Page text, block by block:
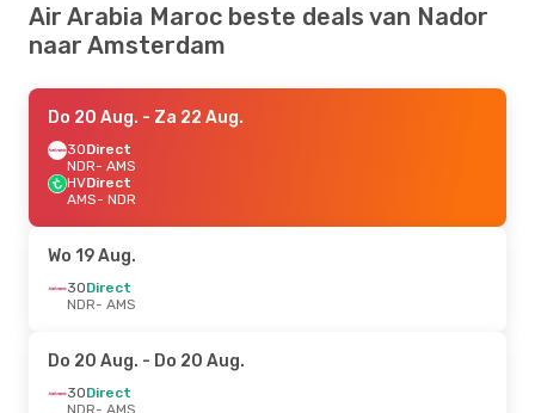
Air Arabia Maroc beste deals van Nador
naar Amsterdam
Do 20 Aug. - Za 22 Aug.
3ODirect
NDR- AMS
HVDirect
AMS- NDR
Wo 19 Aug.
3ODirect
NDR- AMS
Do 20 Aug. - Do 20 Aug.
3ODirect
NDR- AMS